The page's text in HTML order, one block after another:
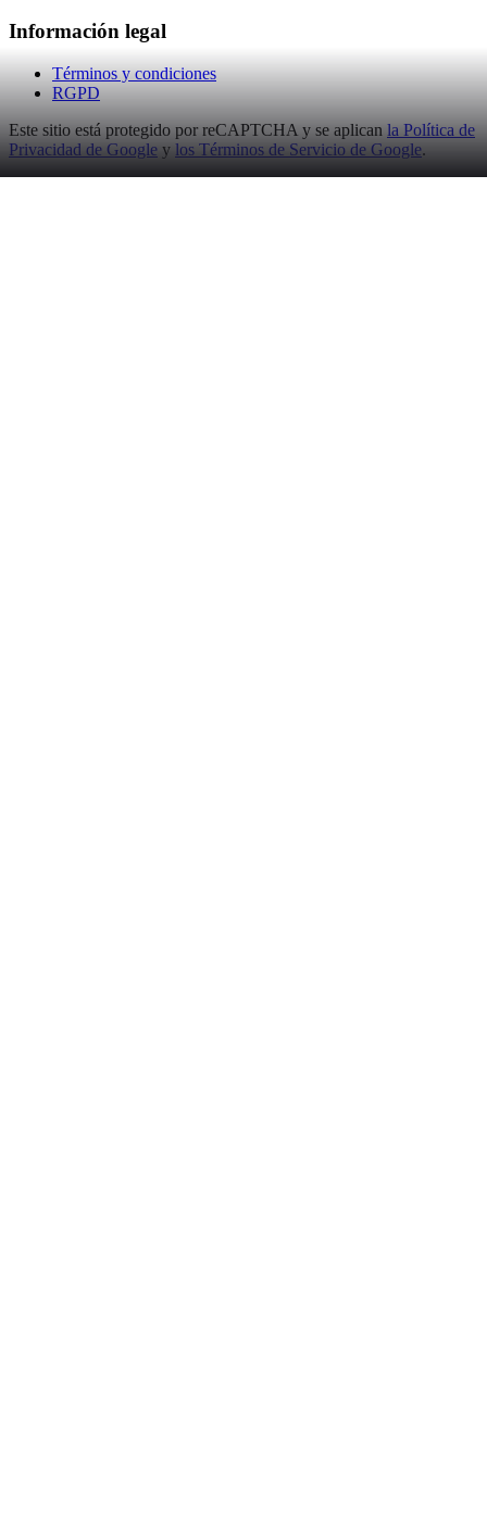
Información legal
Términos y condiciones
RGPD
Este sitio está protegido por reCAPTCHA y se aplican la Política de
Privacidad de Google y los Términos de Servicio de Google.